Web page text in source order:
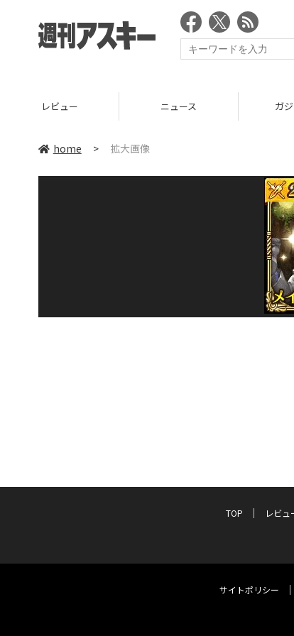
レビュー ニュース ガ
home > 拡大画像
TOP レビュ
サイトポリシー